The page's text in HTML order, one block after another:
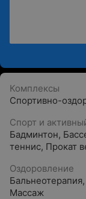
Комплексы
Спортивно-
Спорт и
Бадминтон,
теннис, Прокат
Оздоровление
Бальнеотерапия,
Массаж